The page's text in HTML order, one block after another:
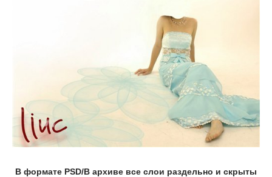
В формате PSD/В архиве все слои раздельно и скрыты